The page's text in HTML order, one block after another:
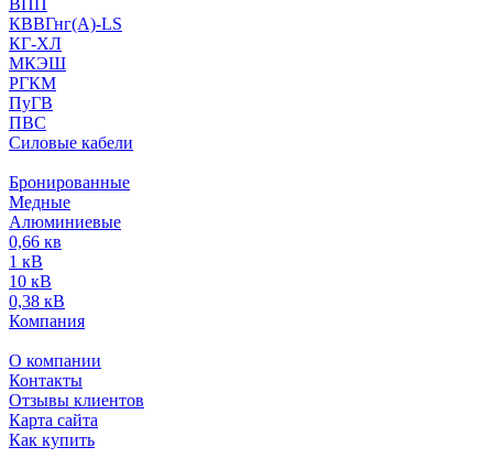
ВПП
КВВГнг(А)-LS
КГ-ХЛ
МКЭШ
РГКМ
ПуГВ
ПВС
Силовые кабели
Бронированные
Медные
Алюминиевые
0,66 кв
1 кВ
10 кВ
0,38 кВ
Компания
О компании
Контакты
Отзывы клиентов
Карта сайта
Как купить